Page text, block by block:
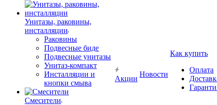
Унитазы, раковины,
инсталляции
Раковины
Подвесные биде
Подвесные унитазы
Унитаз-компакт
Инсталляции и
кнопки смыва
Смесители
Акции
Новости
Как купить
Оплата